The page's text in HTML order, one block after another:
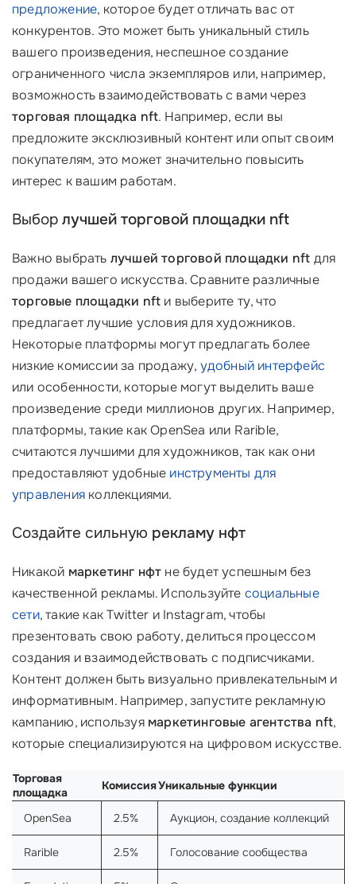
предложение, которое будет отличать вас от
конкурентов. Это может быть уникальный стиль
вашего произведения, неспешное создание
ограниченного числа экземпляров или, например,
возможность взаимодействовать с вами через
торговая площадка nft. Например, если вы
предложите эксклюзивный контент или опыт своим
покупателям, это может значительно повысить
интерес к вашим работам.
Выбор лучшей торговой площадки nft
Важно выбрать лучшей торговой площадки nft для
продажи вашего искусства. Сравните различные
торговые площадки nft и выберите ту, что
предлагает лучшие условия для художников.
Некоторые платформы могут предлагать более
низкие комиссии за продажу, удобный интерфейс
или особенности, которые могут выделить ваше
произведение среди миллионов других. Например,
платформы, такие как OpenSea или Rarible,
считаются лучшими для художников, так как они
предоставляют удобные инструменты для
управления коллекциями.
Создайте сильную рекламу нфт
Никакой маркетинг нфт не будет успешным без
качественной рекламы. Используйте социальные
сети, такие как Twitter и Instagram, чтобы
презентовать свою работу, делиться процессом
создания и взаимодействовать с подписчиками.
Контент должен быть визуально привлекательным и
информативным. Например, запустите рекламную
кампанию, используя маркетинговые агентства nft,
которые специализируются на цифровом искусстве.
Торговая
площадка
КомиссияУникальные функции
OpenSea 2.5% Аукцион, создание коллекций
Rarible 2.5% Голосование сообщества